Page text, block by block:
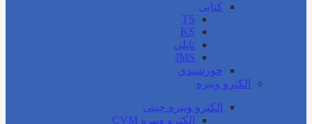
کتابی
TS
KS
تایلی
JMS
خورشیدی
الکترو ویبره
الکترو ویبره چینی
الکترو ویبره CVM